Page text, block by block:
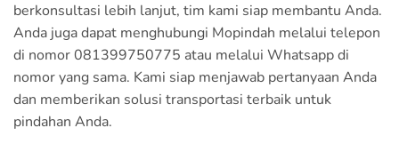
berkonsultasi lebih lanjut, tim kami siap membantu Anda.
Anda juga dapat menghubungi Mopindah melalui telepon
di nomor 081399750775 atau melalui Whatsapp di
nomor yang sama. Kami siap menjawab pertanyaan Anda
dan memberikan solusi transportasi terbaik untuk
pindahan Anda.